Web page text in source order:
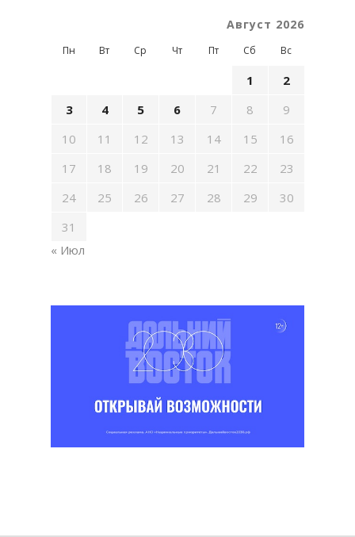
Август 2026
Пн Вт Ср Чт Пт Сб Вс
1
2
3
4 5 6 7 8
9
10
11 12 13 14 15
16
17
18 19 20 21 22
23
24
25 26 27 28 29
30
31
« Июл